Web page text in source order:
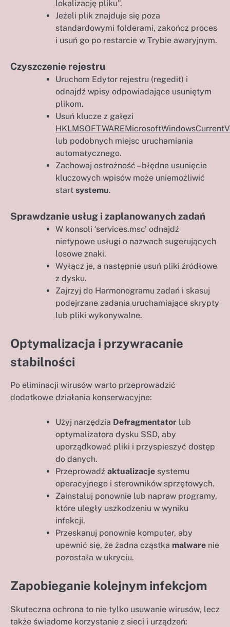
lokalizację pliku”.
Jeżeli plik znajduje się poza
standardowymi folderami, zakończ proces
i usuń go po restarcie w Trybie awaryjnym.
Czyszczenie rejestru
Uruchom Edytor rejestru (regedit) i
odnajdź wpisy odpowiadające usuniętym
plikom.
Usuń klucze z gałęzi
lub podobnych miejsc uruchamiania
automatycznego.
Zachowaj ostrożność – błędne usunięcie
kluczowych wpisów może uniemożliwić
start systemu.
Sprawdzanie usług i zaplanowanych zadań
W konsoli ‘services.msc’ odnajdź
nietypowe usługi o nazwach sugerujących
losowe znaki.
Wyłącz je, a następnie usuń pliki źródłowe
z dysku.
Zajrzyj do Harmonogramu zadań i skasuj
podejrzane zadania uruchamiające skrypty
lub pliki wykonywalne.
Optymalizacja i przywracanie
stabilności
Po eliminacji wirusów warto przeprowadzić
dodatkowe działania konserwacyjne:
Użyj narzędzia Defragmentator lub
optymalizatora dysku SSD, aby
uporządkować pliki i przyspieszyć dostęp
do danych.
Przeprowadź aktualizacje systemu
operacyjnego i sterowników sprzętowych.
Zainstaluj ponownie lub napraw programy,
które uległy uszkodzeniu w wyniku
infekcji.
Przeskanuj ponownie komputer, aby
upewnić się, że żadna cząstka malware nie
pozostała w ukryciu.
Zapobieganie kolejnym infekcjom
Skuteczna ochrona to nie tylko usuwanie wirusów, lecz
także świadome korzystanie z sieci i urządzeń: